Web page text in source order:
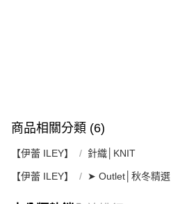
商品相關分類 (6)
【伊蕾 ILEY】 針織│KNIT
【伊蕾 ILEY】 ➤ Outlet│秋冬精選